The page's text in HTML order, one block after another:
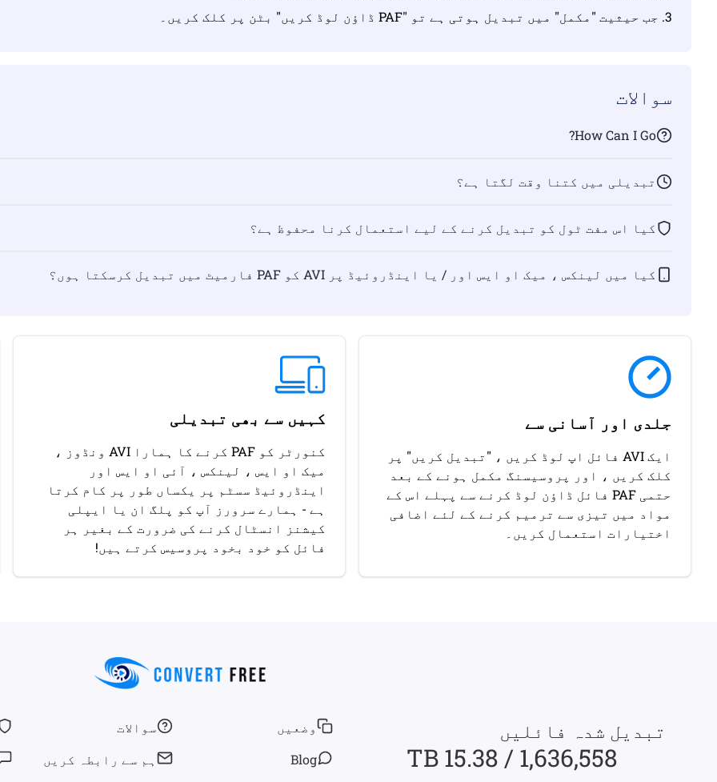
3. جب حیثیت "مکمل" میں تبدیل ہوتی ہے تو "PAF ڈاؤن لوڈ کریں" بٹن پر کلک کریں۔
سوالات
How Can I Go?
تبدیلی میں کتنا وقت لگتا ہے؟
کیا اس مفت ٹول کو تبدیل کرنے کے لیے استعمال کرنا محفوظ ہے؟
کیا میں لینکس ، میک او ایس اور / یا اینڈروئیڈ پر AVI کو PAF فارمیٹ میں تبدیل کرسکتا ہوں؟
جلدی اور آسانی سے
ایک AVI فائل اپ لوڈ کریں ، "تبدیل کریں" پر
کلک کریں ، اور پروسیسنگ مکمل ہونے کے بعد
حتمی PAF فائل ڈاؤن لوڈ کرنے سے پہلے اس کے
مواد میں تیزی سے ترمیم کرنے کے لئے اضافی
اختیارات استعمال کریں۔
کہیں سے بھی تبدیلی
کنورٹر کو PAF کرنے کا ہمارا AVI ونڈوز ،
میک او ایس ، لینکس ، آئی او ایس اور
اینڈروئیڈ سسٹم پر یکساں طور پر کام کرتا
ہے - ہمارے سرورز آپ کو پلگ ان یا ایپلی
کیشنز انسٹال کرنے کی ضرورت کے بغیر ہر
فائل کو خود بخود پروسیس کرتے ہیں!
تبدیل شدہ فائلیں
1,636,558 / 15.38 TB
وضعیں
Blog
سوالات
ہم سے رابطہ کریں